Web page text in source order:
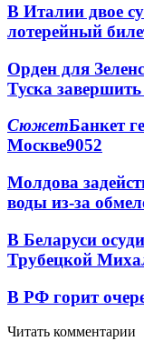
В Италии двое
лотерейный
Орден для
Туска завершить
СюжетБанкет
Москве9052
Молдова
воды из-за
В Беларуси
Трубецкой
В РФ горит
Читать комментарии